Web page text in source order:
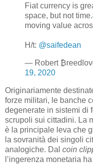
Fiat currency is
space, but not time.
moving value
H/t: @saifedean
— Robert
19, 2020
Originariamente
forze militari, le banche
degenerate in sistemi di
scrupoli sui cittadini. La
è la principale leva che
la sovranità dei singoli
analogiche. Dal coin
l’ingerenza monetaria